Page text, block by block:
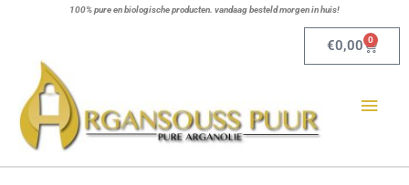
100% pure en biologische producten. vandaag besteld morgen in huis!
€0,00 0